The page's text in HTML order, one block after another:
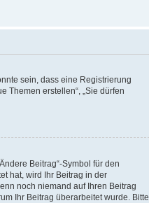
sein, dass eine Registrierung
Themen erstellen“, „Sie dürfen
Beitrag“-Symbol für den
hat, wird Ihr Beitrag in der
noch niemand auf Ihren Beitrag
Ihr Beitrag überarbeitet wurde. Bitte